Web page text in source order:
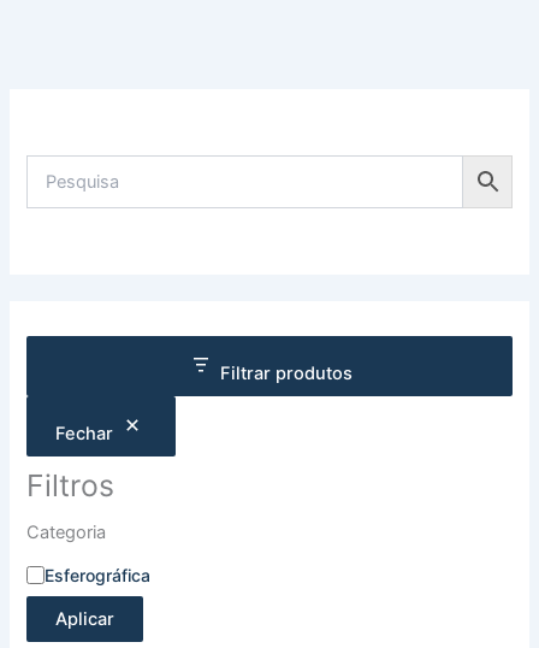
Filtrar produtos
Fechar
Filtros
Categoria
Esferográfica
Aplicar